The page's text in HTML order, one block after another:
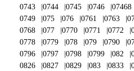
0743
0744 0745 0746 07468
0749
075 076 0761 0763
0768
077 0770 0771 0772
0778
0779 078 079 0790
0796
0797 0798 0799 082
0826
0827 0829 083 0833